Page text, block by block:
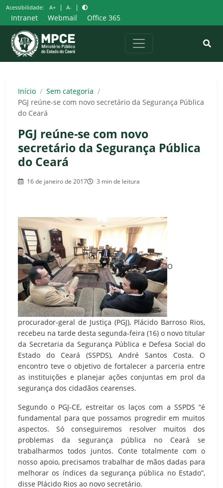
Pular
para
o
conteúdo
Acessibilidade: A+ | A- |
Intranet Webmail Office 365
Início / Sem categoria /
PGJ reúne-se com novo secretário da Segurança Pública
do Ceará
PGJ reúne-se com novo
secretário da Segurança Pública
do Ceará
16 de janeiro de 2017 3 min de leitura
O
procurador-geral de Justiça (PGJ), Plácido Barroso Rios,
recebeu na tarde desta segunda-feira (16) o novo titular
da Secretaria da Segurança Pública e Defesa Social do
Estado do Ceará (SSPDS), André Santos Costa. O
encontro teve o objetivo de fortalecer a parceria entre
as instituições e planejar ações conjuntas em prol da
segurança dos cidadãos cearenses.
Segundo o PGJ-CE, estreitar os laços com a SSPDS “é
fundamental para que possamos progredir em muitos
aspectos. Só conseguiremos resolver muitos dos
problemas da segurança pública no Ceará se
trabalharmos todos juntos. Conte totalmente com o
nosso apoio, precisamos trabalhar de mãos dadas para
melhorar os índices da segurança pública no Estado”,
disse Plácido Rios ao novo secretário.